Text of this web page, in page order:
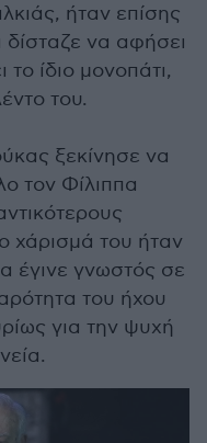
ήταν επίσης
δίσταζε να αφήσει
ίδιο μονοπάτι,
του.
ξεκίνησε να
τον Φίλιππα
χάρισμά του ήταν
έγινε γνωστός σε
του ήχου
για την ψυχή